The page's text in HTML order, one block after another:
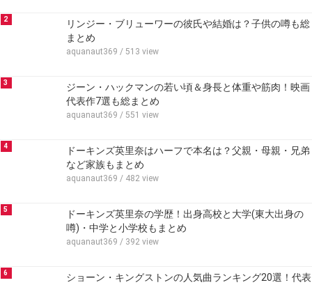
2
リンジー・ブリューワーの彼氏や結婚は？子供の噂も総
まとめ
aquanaut369 / 513 view
3
ジーン・ハックマンの若い頃＆身長と体重や筋肉！映画
代表作7選も総まとめ
aquanaut369 / 551 view
4
ドーキンズ英里奈はハーフで本名は？父親・母親・兄弟
など家族もまとめ
aquanaut369 / 482 view
5
ドーキンズ英里奈の学歴！出身高校と大学(東大出身の
噂)・中学と小学校もまとめ
aquanaut369 / 392 view
6
ショーン・キングストンの人気曲ランキング20選！代表